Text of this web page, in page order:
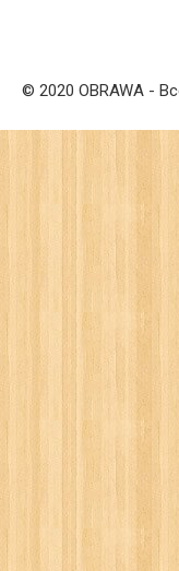
© 2020 OBRAWA -